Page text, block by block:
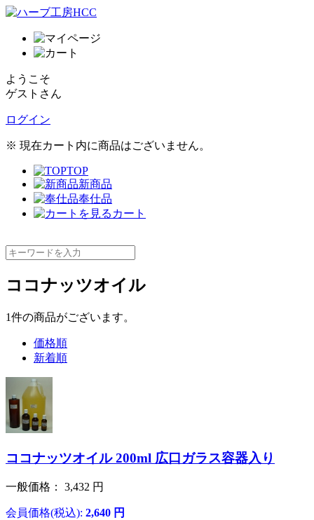
ようこそ
ゲストさん
ログイン
※ 現在カート内に商品はございません。
TOP
新商品
奉仕品
カート
ココナッツオイル
1件の商品がございます。
価格順
新着順
ココナッツオイル 200ml 広口ガラス容器入り
一般価格： 3,432 円
会員価格(税込): 2,640 円